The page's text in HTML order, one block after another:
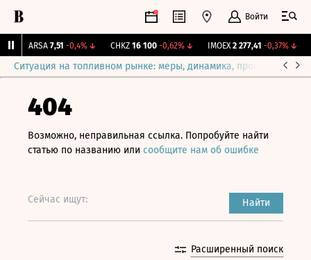
Войти
ARSA 7,51 -0,4%↓ CHKZ 16 100 -0,62%↓ IMOEX 2 277,41 -0,37%↓
Ситуация на топливном рынке: меры, динамика, прогнозы
404
Возможно, неправильная ссылка. Попробуйте найти
статью по названию или сообщите нам об ошибке
Сейчас ищут: Найти
Расширенный поиск